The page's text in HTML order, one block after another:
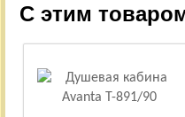
С этим